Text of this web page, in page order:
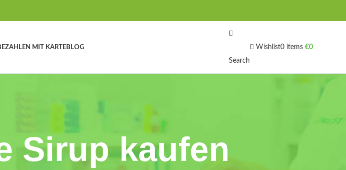
MIT KARTEBLOG
Search
Wishlist0 items €0
Sirup kaufen